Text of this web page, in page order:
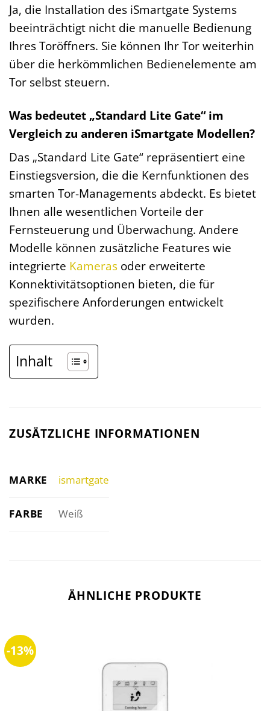
Ja, die Installation des iSmartgate Systems
beeinträchtigt nicht die manuelle Bedienung
Ihres Toröffners. Sie können Ihr Tor weiterhin
über die herkömmlichen Bedienelemente am
Tor selbst steuern.
Was bedeutet „Standard Lite Gate“ im
Vergleich zu anderen iSmartgate Modellen?
Das „Standard Lite Gate“ repräsentiert eine
Einstiegsversion, die die Kernfunktionen des
smarten Tor-Managements abdeckt. Es bietet
Ihnen alle wesentlichen Vorteile der
Fernsteuerung und Überwachung. Andere
Modelle können zusätzliche Features wie
integrierte Kameras oder erweiterte
Konnektivitätsoptionen bieten, die für
spezifischere Anforderungen entwickelt
wurden.
Inhalt
ZUSÄTZLICHE INFORMATIONEN
MARKE ismartgate
FARBE Weiß
ÄHNLICHE PRODUKTE
-13%